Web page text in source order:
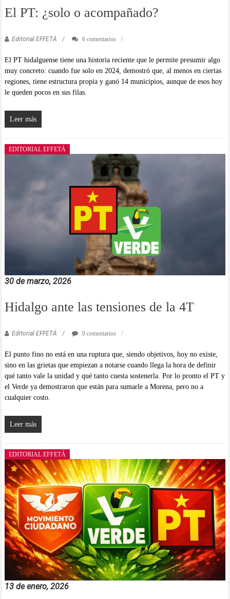
El PT: ¿solo o acompañado?
Editorial EFFETÁ 6 comentarios
El PT hidalguense tiene una historia reciente que le permite presumir algo
muy concreto: cuando fue solo en 2024, demostró que, al menos en ciertas
regiones, tiene estructura propia y ganó 14 municipios, aunque de esos hoy
le queden pocos en sus filas.
Leer más
EDITORIAL EFFETÁ
30 de marzo, 2026
Hidalgo ante las tensiones de la 4T
Editorial EFFETÁ 0 comentarios
El punto fino no está en una ruptura que, siendo objetivos, hoy no existe,
sino en las grietas que empiezan a notarse cuando llega la hora de definir
qué tanto vale la unidad y qué tanto cuesta sostenerla. Por lo pronto el PT y
el Verde ya demostraron que están para sumarle a Morena, pero no a
cualquier costo.
Leer más
EDITORIAL EFFETÁ
13 de enero, 2026